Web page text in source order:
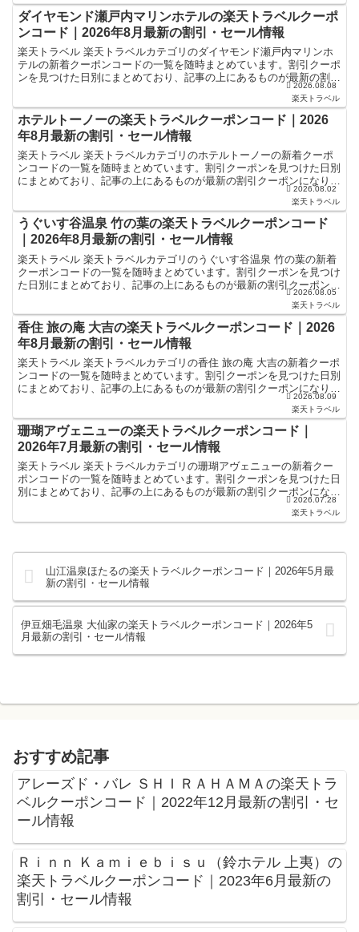
ダイヤモンド瀬戸内マリンホテルの楽天トラベルクーポ
ンコード｜2026年8月最新の割引・セール情報
楽天トラベル 楽天トラベルカテゴリのダイヤモンド瀬戸内マリンホ
テルの新着クーポンコードの一覧を随時まとめています。割引クーポ
ンを見つけた日別にまとめており、記事の上にあるものが最新の割引
クーポンになります。ホテル・旅館宿泊の予約などで使える...2026.08.08
楽天トラベル
ホテルトーノーの楽天トラベルクーポンコード｜2026
年8月最新の割引・セール情報
楽天トラベル 楽天トラベルカテゴリのホテルトーノーの新着クーポ
ンコードの一覧を随時まとめています。割引クーポンを見つけた日別
にまとめており、記事の上にあるものが最新の割引クーポンになりま
す。ホテル・旅館宿泊の予約などで使えるクーポンやセール...2026.08.02
楽天トラベル
うぐいす谷温泉 竹の葉の楽天トラベルクーポンコード
｜2026年8月最新の割引・セール情報
楽天トラベル 楽天トラベルカテゴリのうぐいす谷温泉 竹の葉の新着
クーポンコードの一覧を随時まとめています。割引クーポンを見つけ
た日別にまとめており、記事の上にあるものが最新の割引クーポンに
なります。ホテル・旅館宿泊の予約などで使えるクーポン...2026.08.05
楽天トラベル
香住 旅の庵 大吉の楽天トラベルクーポンコード｜2026
年8月最新の割引・セール情報
楽天トラベル 楽天トラベルカテゴリの香住 旅の庵 大吉の新着クーポ
ンコードの一覧を随時まとめています。割引クーポンを見つけた日別
にまとめており、記事の上にあるものが最新の割引クーポンになりま
す。ホテル・旅館宿泊の予約などで使えるクーポンやセ...
2026.08.09
楽天トラベル
珊瑚アヴェニューの楽天トラベルクーポンコード｜
2026年7月最新の割引・セール情報
楽天トラベル 楽天トラベルカテゴリの珊瑚アヴェニューの新着クー
ポンコードの一覧を随時まとめています。割引クーポンを見つけた日
別にまとめており、記事の上にあるものが最新の割引クーポンになり
ます。ホテル・旅館宿泊の予約などで使えるクーポンやセー...2026.07.28
楽天トラベル
山江温泉ほたるの楽天トラベルクーポンコード｜2026年5月最
新の割引・セール情報
伊豆畑毛温泉 大仙家の楽天トラベルクーポンコード｜2026年5
月最新の割引・セール情報
おすすめ記事
アレーズド・バレ ＳＨＩＲＡＨＡＭＡの楽天トラ
ベルクーポンコード｜2022年12月最新の割引・セ
ール情報
Ｒｉｎｎ Ｋａｍｉｅｂｉｓｕ（鈴ホテル 上夷）の
楽天トラベルクーポンコード｜2023年6月最新の
割引・セール情報